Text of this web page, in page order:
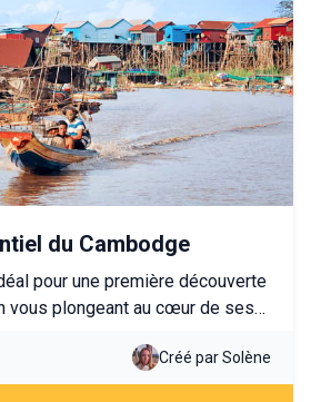
du Cambodge
pour une première découverte
vous plongeant au cœur de ses
paysages naturels. Il combine
rencontres locales et moments
Créé par Solène